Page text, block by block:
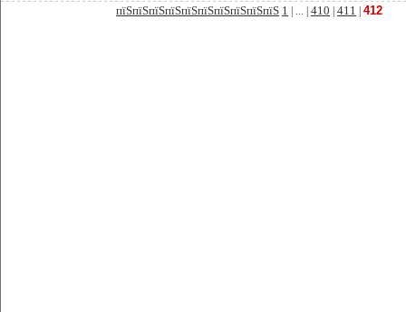
пїЅпїЅпїЅпїЅпїЅпїЅпїЅпїЅпїЅпїЅ 1 | ... | 410 411 412